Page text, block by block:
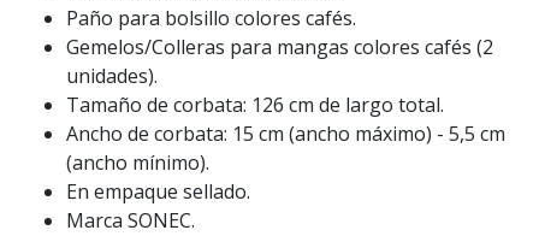
Paño para bolsillo colores cafés.
Gemelos/Colleras para mangas colores cafés (2
unidades).
Tamaño de corbata: 126 cm de largo total.
Ancho de corbata: 15 cm (ancho máximo) - 5,5 cm
(ancho mínimo).
En empaque sellado.
Marca SONEC.